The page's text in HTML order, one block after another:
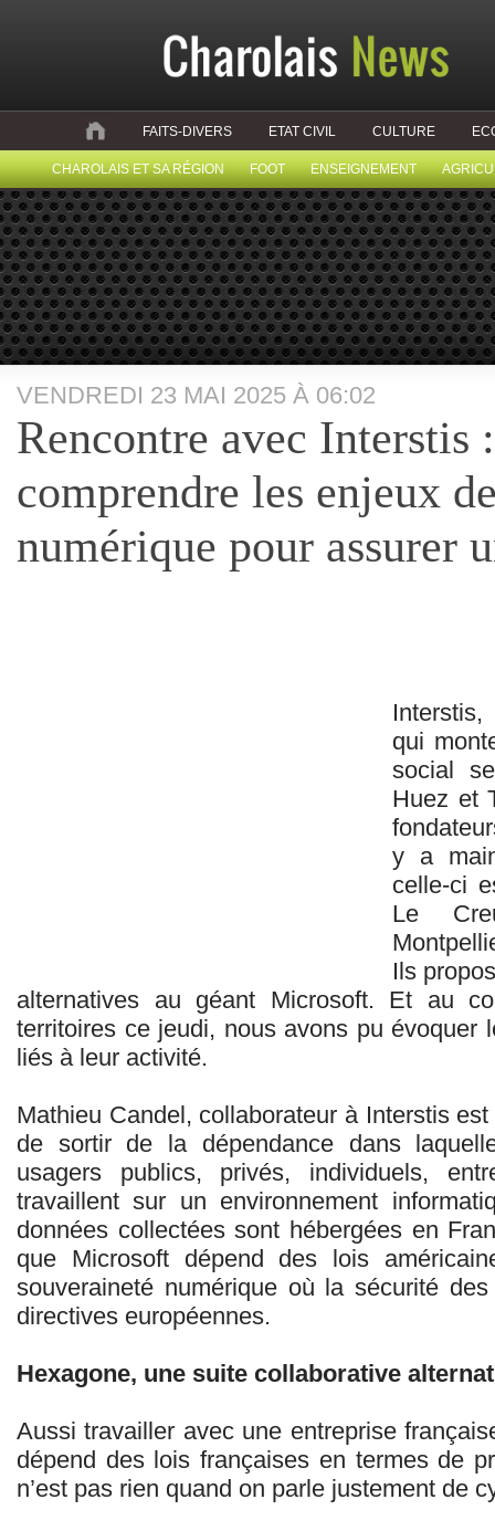
FAITS-DIVERS ETAT CIVIL CULTURE
CHAROLAIS ET SA RÉGION FOOT ENSEIGNEMENT
VENDREDI 23 MAI 2025 À 06:02
Rencontre avec Interstis
comprendre les enjeux
numérique pour assurer
qui
social
Huez et
y a
celle-ci
Le
Ils
alternatives au géant Microsoft. Et au
territoires ce jeudi, nous avons pu évoquer
liés à leur activité.
Mathieu Candel, collaborateur à Interstis
de sortir de la dépendance dans
usagers publics, privés, individuels,
travaillent sur un environnement
données collectées sont hébergées en
que Microsoft dépend des lois
souveraineté numérique où la sécurité
directives européennes.
Hexagone, une suite collaborative
Aussi travailler avec une entreprise
dépend des lois françaises en termes de
n’est pas rien quand on parle justement de